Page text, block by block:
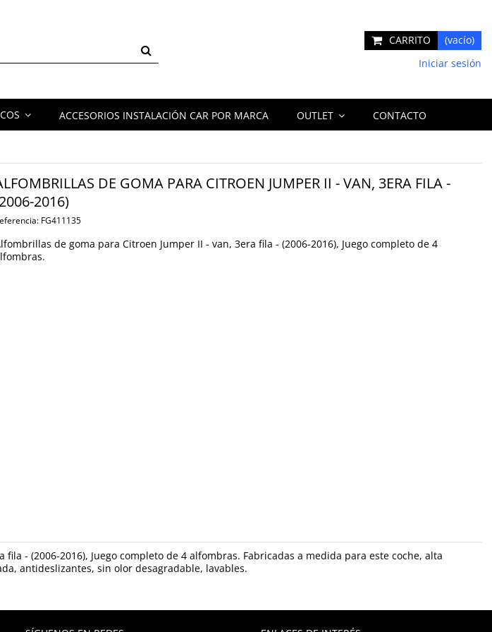
CARRITO
(vacío)
Iniciar sesión
ACCESORIOS INSTALACIÓN CAR POR MARCA OUTLET CONTACTO
DE GOMA PARA CITROEN JUMPER II - VAN, 3ERA FILA -
2016)
FG411135
de goma para Citroen Jumper II - van, 3era fila - (2006-2016), Juego completo de 4
- (2006-2016), Juego completo de 4 alfombras. Fabricadas a medida para este coche, alta
antideslizantes, sin olor desagradable, lavables.